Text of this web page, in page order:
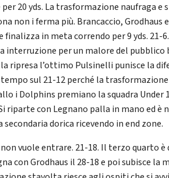
20 yds. La trasformazione naufraga e
non i ferma più. Brancaccio, Grodhaus
in meta correndo per 9 yds. 21-
interruzione per un malore del pubblico
ripresa l’ottimo Pulsinelli punisce la
sul 21-12 perché la
i Dolphins premiano la squadra Under
riparte con Legnano palla in mano ed è
secondaria dorica ricevendo in end zone.
vuole entrare. 21-18. Il terzo quarto è
con Grodhaus il 28-18 e poi subisce la